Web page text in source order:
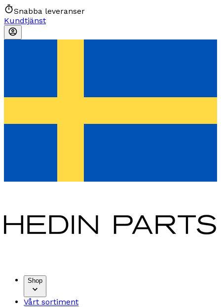
Snabba leveranser
Kundtjänst
Shop
Vårt sortiment